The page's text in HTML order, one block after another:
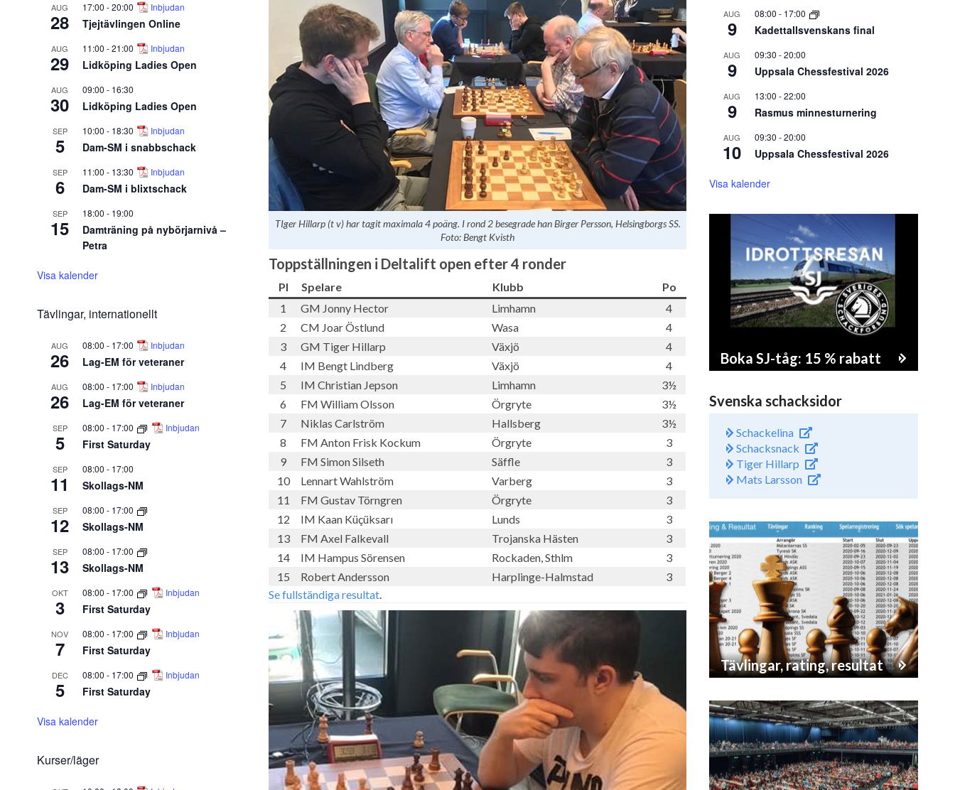
AUG
28
17:00 -20:00 Inbjudan
Tjejtävlingen Online
AUG
29
11:00 -21:00 Inbjudan
Lidköping Ladies Open
AUG
30
09:00 - 16:30
Lidköping Ladies Open
SEP
5
10:00 - 18:30 Inbjudan
Dam-SM i snabbschack
SEP
6
11:00 - 13:30 Inbjudan
Dam-SM i blixtschack
SEP
15
18:00 - 19:00
Damträning på nybörjarnivå –
Petra
Visa kalender
Tävlingar, internationellt
AUG
26
08:00 - 17:00 Inbjudan
Lag-EM för veteraner
AUG
26
08:00 - 17:00 Inbjudan
Lag-EM för veteraner
SEP
5
08:00 - 17:00 Inbjudan
First Saturday
SEP
11
08:00 - 17:00
Skollags-NM
SEP
12
08:00 - 17:00
Skollags-NM
SEP
13
08:00 - 17:00
Skollags-NM
OKT
3
08:00 - 17:00 Inbjudan
First Saturday
NOV
7
08:00 - 17:00 Inbjudan
First Saturday
DEC
5
08:00 - 17:00 Inbjudan
First Saturday
Visa kalender
Kurser/läger
TIger Hillarp (t v) har tagit maximala 4 poäng. I rond 2 besegrade han Birger Persson, Helsingborgs SS.
Foto: Bengt Kvisth
Toppställningen i Deltalift open efter 4 ronder
Pl Spelare Klubb
Po
1
GM Jonny Hector Limhamn
4
2
CM Joar Östlund Wasa
4
3
GM Tiger Hillarp Växjö
4
4
IM Bengt Lindberg Växjö
4
5
IM Christian Jepson Limhamn
3½
6
FM William Olsson Örgryte
3½
7
Niklas Carlström Hallsberg
3½
8
FM Anton Frisk Kockum Örgryte
3
9
FM Simon Silseth Säffle
3
10
Lennart Wahlström Varberg
3
11
FM Gustav Törngren Örgryte
3
12
IM Kaan Küçüksarı Lunds
3
13
FM Axel Falkevall Trojanska Hästen
3
14
IM Hampus Sörensen Rockaden, Sthlm
3
15
Robert Andersson Harplinge-Halmstad
3
Se fullständiga resultat.
AUG
9
08:00 - 17:00
Kadettallsvenskans final
AUG
9
09:30 -20:00
Uppsala Chessfestival 2026
AUG
9
13:00 -22:00
Rasmus minnesturnering
AUG
10
09:30 -20:00
Uppsala Chessfestival 2026
Visa kalender
Boka SJ-tåg: 15 % rabatt
Svenska schacksidor
Schackelina
Schacksnack
Tiger Hillarp
Mats Larsson
Tävlingar, rating, resultat